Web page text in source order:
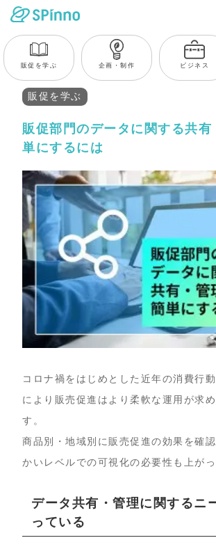
販促を学ぶ 企画・制作 ビジネス
販促を学ぶ
販促部門のデータに関する共有
単にするには
コロナ禍をはじめとした近年の消費行
により販売促進はより柔軟な運用が求
す。
商品別・地域別に販売促進の効果を確
かいレベルでの可視化の必要性も上がっ
データ共有・管理に関するニ
っている